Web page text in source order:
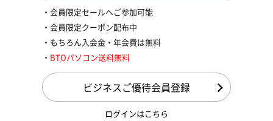
会員限定セールへご参加可能
会員限定クーポン配布中
もちろん入会金・年会費は無料
BTOパソコン送料無料
ビジネスご優待会員登録
ログインはこちら